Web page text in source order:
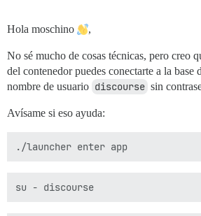
Hola moschino ,
No sé mucho de cosas técnicas, pero creo
del contenedor puedes conectarte a la base
nombre de usuario discourse sin
Avísame si eso ayuda: